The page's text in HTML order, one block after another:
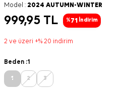
Model : 2024 AUTUMN-WINTER
999,95 TL %71 İndirim
2 ve üzeri +% 20 indirim
Beden :1
1 2 3